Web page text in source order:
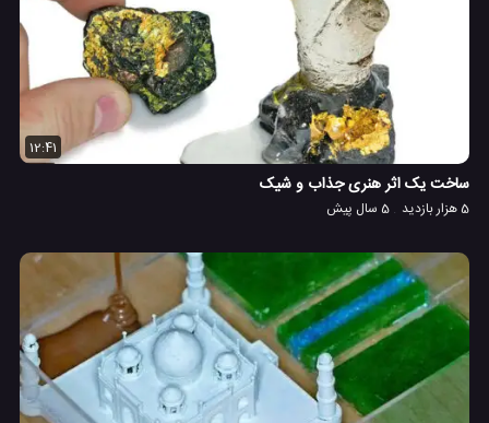
12:41
ساخت یک اثر هنری جذاب و شیک
5 هزار بازدید 5 سال پیش